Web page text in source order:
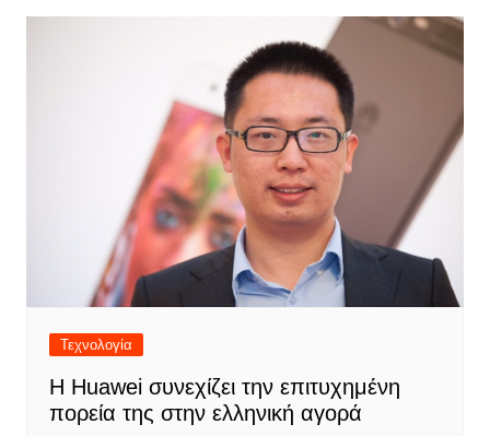
Τεχνολογία
Η Huawei συνεχίζει την επιτυχημένη
πορεία της στην ελληνική αγορά